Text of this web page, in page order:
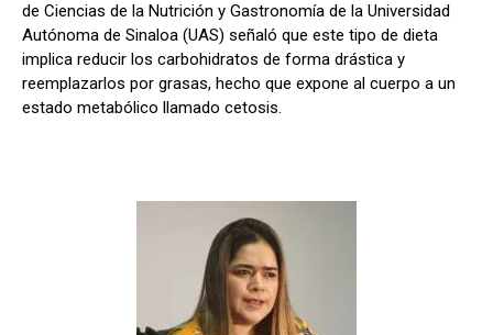
de Ciencias de la Nutrición y Gastronomía de la Universidad
Autónoma de Sinaloa (UAS) señaló que este tipo de dieta
implica reducir los carbohidratos de forma drástica y
reemplazarlos por grasas, hecho que expone al cuerpo a un
estado metabólico llamado cetosis.